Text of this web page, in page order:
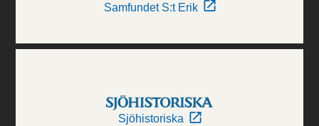
Samfundet S:t Erik
Sjöhistoriska